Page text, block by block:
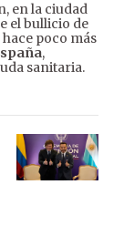
en la ciudad
el bullicio de
poco más
,
sanitaria.